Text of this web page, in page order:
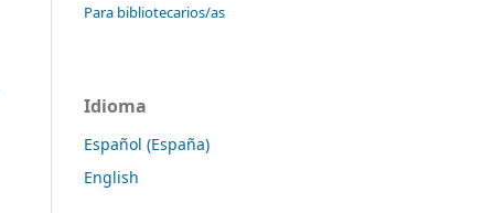
Para bibliotecarios/as
Idioma
Español (España)
English